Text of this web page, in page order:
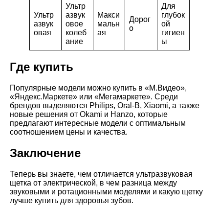
Ультр
азвук
овая
Ультр
азвук
овое
колеб
ание
Макси
мальн
ая
Дорог
о
Для
глубок
ой
гигиен
ы
Где купить
Популярные модели можно купить в «М.Видео»,
«Яндекс.Маркете» или «Мегамаркете». Среди
брендов выделяются Philips, Oral-B, Xiaomi, а также
новые решения от Okami и Hanzo, которые
предлагают интересные модели с оптимальным
соотношением цены и качества.
Заключение
Теперь вы знаете, чем отличается ультразвуковая
щетка от электрической, в чем разница между
звуковыми и ротационными моделями и какую щетку
лучше купить для здоровья зубов.